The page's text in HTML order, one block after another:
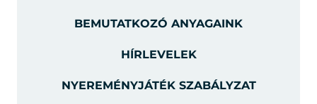
BEMUTATKOZÓ ANYAGAINK
HÍRLEVELEK
NYEREMÉNYJÁTÉK SZABÁLYZAT